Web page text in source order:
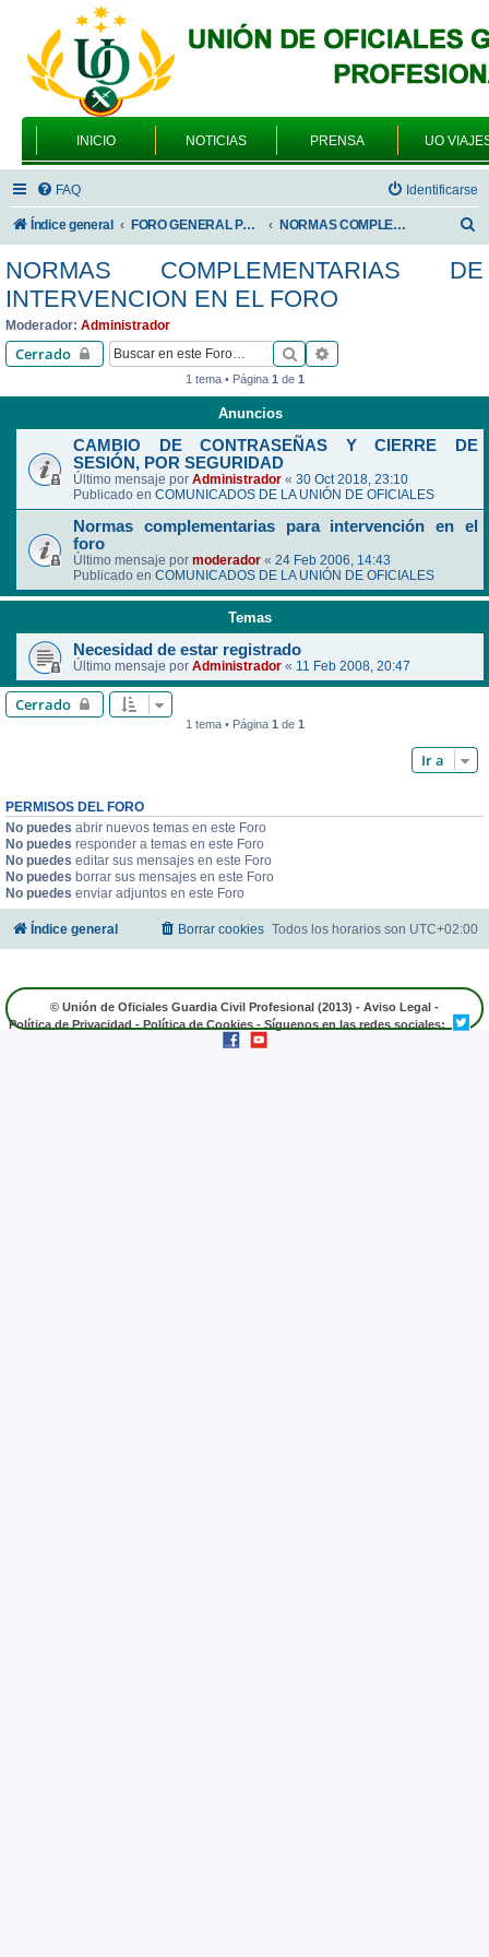
INICIO NOTICIAS PRENSA UO
FAQ Identificarse
Índice general FORO GENERAL PARA TODOS LOS USUARIOS NORMAS COMPLEMENTARIAS DE INTERVENCION EN EL FORO
s
NORMAS COMPLEMENTARIAS DE
INTERVENCION EN EL FORO
Moderador: Administrador
Cerrado Buscar
1 tema • Página 1de 1
Anuncios
CAMBIO DE CONTRASEÑAS Y CIERRE DE
SESIÓN, POR SEGURIDAD
Último mensaje por Administrador « 30 Oct 2018, 23:10
Publicado en COMUNICADOS DE LA UNIÓN DE OFICIALES
Normas complementarias para intervención en el
foro
Último mensaje por moderador « 24 Feb 2006, 14:43
Publicado en COMUNICADOS DE LA UNIÓN DE OFICIALES
Temas
Necesidad de estar registrado
Último mensaje por Administrador « 11 Feb 2008, 20:47
Cerrado
1 tema • Página 1de 1
Ir a
PERMISOS DEL FORO
No puedes abrir nuevos temas en este Foro
No puedes responder a temas en este Foro
No puedes editar sus mensajes en este Foro
No puedes borrar sus mensajes en este Foro
No puedes enviar adjuntos en este Foro
Índice general Todos los horarios son UTC+02:00
Borrar cookies
© Unión de Oficiales Guardia Civil Profesional (2013) - Aviso Legal -
Política de Privacidad-Política de Cookies- Síguenos en las redes sociales: